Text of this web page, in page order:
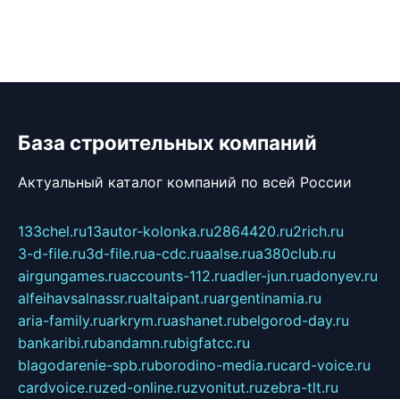
База строительных компаний
Актуальный каталог компаний по всей России
133chel.ru13autor-kolonka.ru2864420.ru2rich.ru
3-d-file.ru3d-file.rua-cdc.ruaalse.rua380club.ru
airgungames.ruaccounts-112.ruadler-jun.ruadonyev.ru
alfeihavsalnassr.rualtaipant.ruargentinamia.ru
aria-family.ruarkrym.ruashanet.rubelgorod-day.ru
bankaribi.rubandamn.rubigfatcc.ru
blagodarenie-spb.ruborodino-media.rucard-voice.ru
cardvoice.ruzed-online.ruzvonitut.ruzebra-tlt.ru